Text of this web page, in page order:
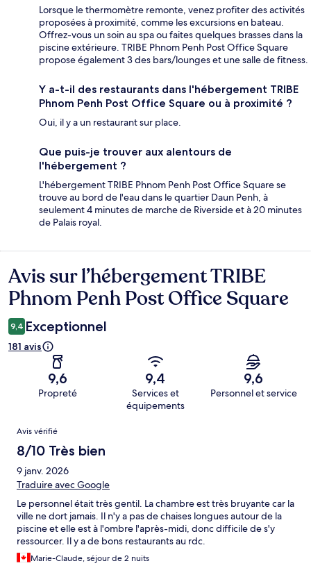
Lorsque le thermomètre remonte, venez profiter des activités
proposées à proximité, comme les excursions en bateau.
Offrez-vous un soin au spa ou faites quelques brasses dans la
piscine extérieure. TRIBE Phnom Penh Post Office Square
propose également 3 des bars/lounges et une salle de fitness.
Y a-t-il des restaurants dans l'hébergement TRIBE
Phnom Penh Post Office Square ou à proximité ?
Oui, il y a un restaurant sur place.
Que puis-je trouver aux alentours de
l'hébergement ?
L'hébergement TRIBE Phnom Penh Post Office Square se
trouve au bord de l'eau dans le quartier Daun Penh, à
seulement 4 minutes de marche de Riverside et à 20 minutes
de Palais royal.
Avis
Avis sur l’hébergement TRIBE
Phnom Penh Post Office Square
9,4 Exceptionnel
181 avis
9,6
Propreté
9,4
Services et
équipements
9,6
Personnel et service
Avis
Avis vérifié
8/10 Très bien
9 janv. 2026
Traduire avec Google
Le personnel était très gentil. La chambre est très bruyante car la
ville ne dort jamais. Il n'y a pas de chaises longues autour de la
piscine et elle est à l'ombre l'après-midi, donc difficile de s'y
ressourcer. Il y a de bons restaurants au rdc.
Marie-Claude, séjour de 2 nuits